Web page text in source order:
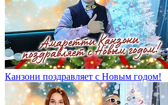
Канзони поздравляет с Новым годом!